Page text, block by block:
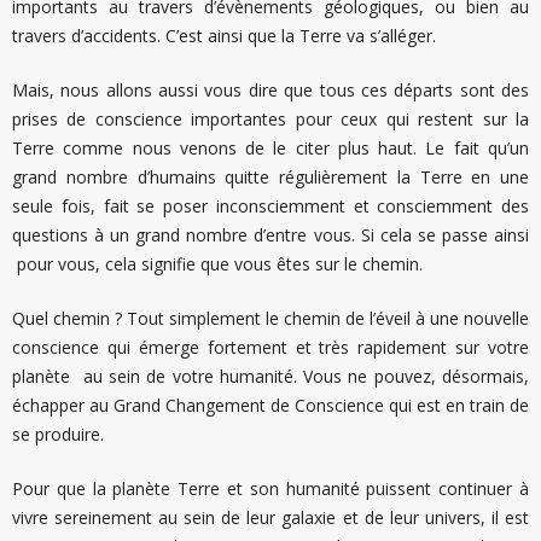
importants au travers d’évènements géologiques, ou bien au
travers d’accidents. C’est ainsi que la Terre va s’alléger.
Mais, nous allons aussi vous dire que tous ces départs sont des
prises de conscience importantes pour ceux qui restent sur la
Terre comme nous venons de le citer plus haut. Le fait qu’un
grand nombre d’humains quitte régulièrement la Terre en une
seule fois, fait se poser inconsciemment et consciemment des
questions à un grand nombre d’entre vous. Si cela se passe ainsi
pour vous, cela signifie que vous êtes sur le chemin.
Quel chemin ? Tout simplement le chemin de l’éveil à une nouvelle
conscience qui émerge fortement et très rapidement sur votre
planète au sein de votre humanité. Vous ne pouvez, désormais,
échapper au Grand Changement de Conscience qui est en train de
se produire.
Pour que la planète Terre et son humanité puissent continuer à
vivre sereinement au sein de leur galaxie et de leur univers, il est